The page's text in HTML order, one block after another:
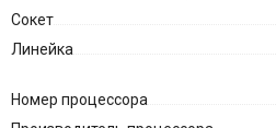
Сокет
Линейка
Номер процессора